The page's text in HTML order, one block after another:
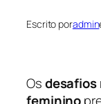
Escrito poradmin
Osdesafios